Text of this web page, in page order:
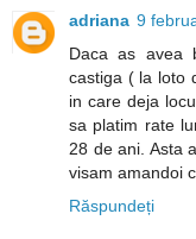
adriana 9
Daca as avea
castiga ( la loto
in care deja
sa platim rate
28 de ani. Asta
visam amandoi
Răspundeți